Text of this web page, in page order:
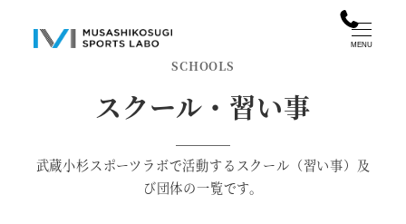
MENU
SCHOOLS
スクール・習い事
武蔵小杉スポーツラボで活動するスクール（習い事）及
び団体の一覧です。